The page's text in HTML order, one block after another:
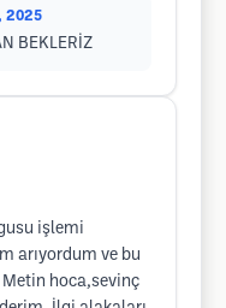
2025
BEKLERİZ
işlemi
arıyordum ve bu
hoca,sevinç